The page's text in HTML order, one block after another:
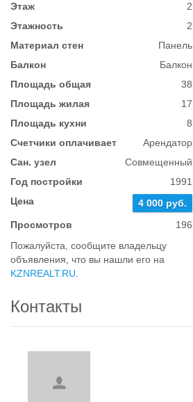
Этаж
2
Этажность
2
Материал стен
Панель
Балкон
Балкон
Площадь общая
38
Площадь жилая
17
Площадь кухни
8
Счетчики оплачивает
Арендатор
Сан. узел
Совмещенный
Год постройки
1991
Цена
4 000 руб.
Просмотров
196
Пожалуйста, сообщите владельцу
объявления, что вы нашли его на
KZNREALT.RU
Контакты